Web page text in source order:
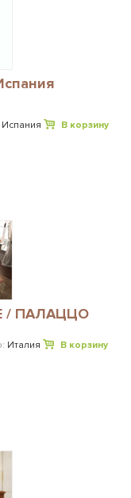
Испания В корзину
/ ПАЛАЦЦО
Италия В корзину